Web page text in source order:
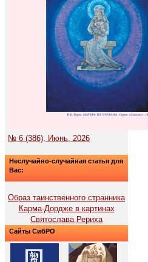
№ 6 (386), Июнь, 2026
Неслучайно-случайная статья для
Вас:
Образ таинственного странника
Карма-Дордже в картинах
Святослава Рериха
Сайты СибРО